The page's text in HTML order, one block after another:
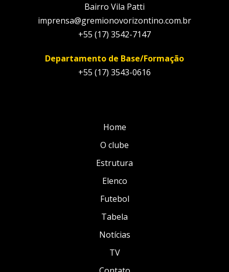
Bairro Vila Patti
imprensa@gremionovorizontino.com.br
+55 (17) 3542-7147
Departamento de Base/Formação
+55 (17) 3543-0616
Home
O clube
Estrutura
Elenco
Futebol
Tabela
Notícias
TV